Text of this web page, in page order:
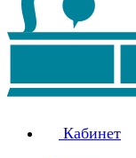
Кабинет